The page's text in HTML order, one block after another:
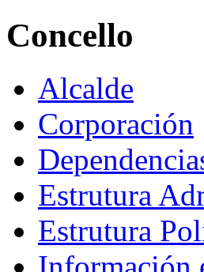
Concello
Alcalde
Corporación
Estrutura
Estrutura